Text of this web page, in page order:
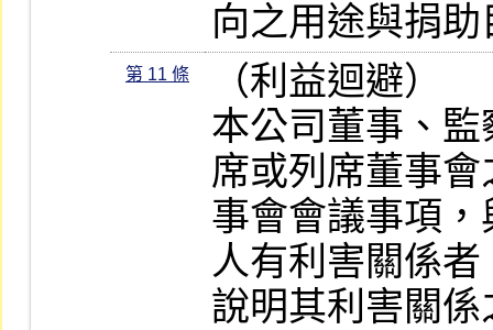
向之用途與捐
第 11 條
（利益迴避）
本公司董事、
席或列席董事
事會會議事項
人有利害關係
說明其利害關